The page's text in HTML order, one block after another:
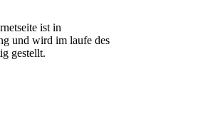
ist in
und wird im laufe des
gestellt.